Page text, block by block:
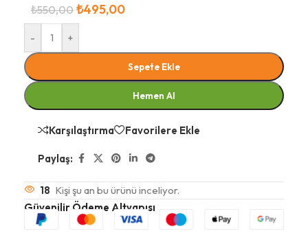
₺550,00 ₺495,00
- +
Sepete Ekle
Hemen Al
Karşılaştırma Favorilere Ekle
Paylaş:
18 Kişi şu an bu ürünü inceliyor.
Güvenilir Ödeme Altyapısı